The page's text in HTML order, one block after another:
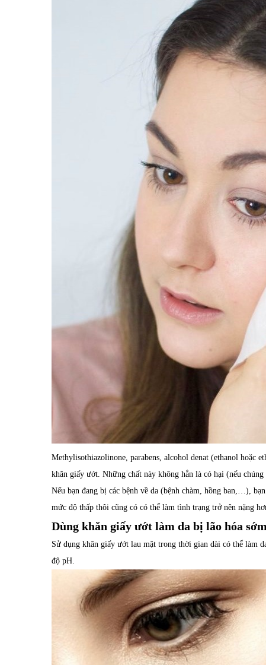
Methylisothiazolinone, parabens, alcohol denat (ethanol hoặc
khăn giấy ướt. Những chất này không hẳn là có hại (nếu
Nếu bạn đang bị các bệnh về da (bệnh chàm, hồng ban,…),
mức độ thấp thôi cũng có có thể làm tình trạng trở nên nặng
Dùng khăn giấy ướt làm da bị lão hóa sớm
Sử dụng khăn giấy ướt lau mặt trong thời gian dài có thể làm
độ pH.